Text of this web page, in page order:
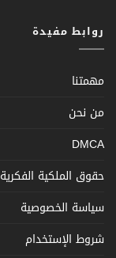
روابط مفيدة
مهمتنا
من نحن
DMCA
حقوق الملكية الفكرية
سياسة الخصوصية
شروط الإستخدام